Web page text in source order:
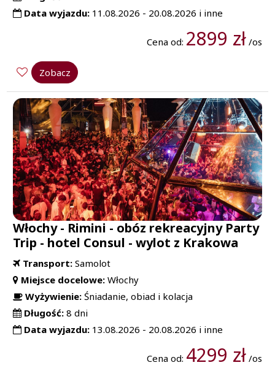
Data wyjazdu: 11.08.2026 - 20.08.2026 i inne
Cena od: 2899 zł/os
Zobacz
Włochy - Rimini - obóz rekreacyjny Party
Trip - hotel Consul - wylot z Krakowa
Transport: Samolot
Miejsce docelowe: Włochy
Wyżywienie: Śniadanie, obiad i kolacja
Długość:8 dni
Data wyjazdu: 13.08.2026 - 20.08.2026 i inne
Cena od: 4299 zł/os